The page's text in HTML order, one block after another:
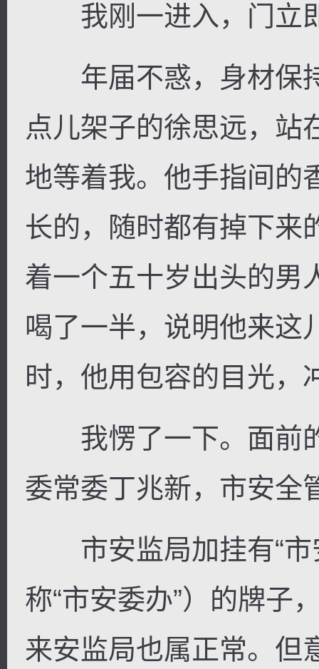
我刚一进入，门立
年届不惑，身材保
点儿架子的徐思远，站
地等着我。他手指间的
长的，随时都有掉下来
着一个五十岁出头的男
喝了一半，说明他来这
时，他用包容的目光，
我愣了一下。面前
委常委丁兆新，市安全
市安监局加挂有“市
称“市安委办”）的牌子
来安监局也属正常。但